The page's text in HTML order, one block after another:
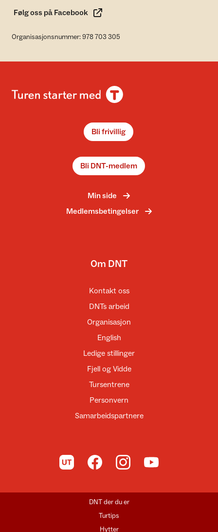
Følg oss på Facebook
Organisasjonsnummer: 978 703 305
Bli frivillig
Bli DNT-medlem
Min side
Medlemsbetingelser
Om DNT
Kontakt oss
DNTs arbeid
Organisasjon
English
Ledige stillinger
Fjell og Vidde
Tursentrene
Personvern
Samarbeidspartnere
Til UT.no Til DNT på Facebook
Til DNT på Instagram
Til DNT på YouTube
DNT der du er
Turtips
Hytter